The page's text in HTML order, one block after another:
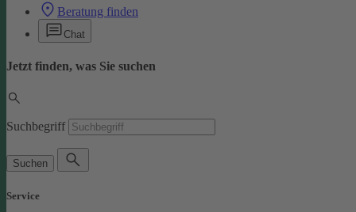
Beratung finden
Chat
Jetzt finden, was Sie suchen
Suchbegriff
Suchen
Service